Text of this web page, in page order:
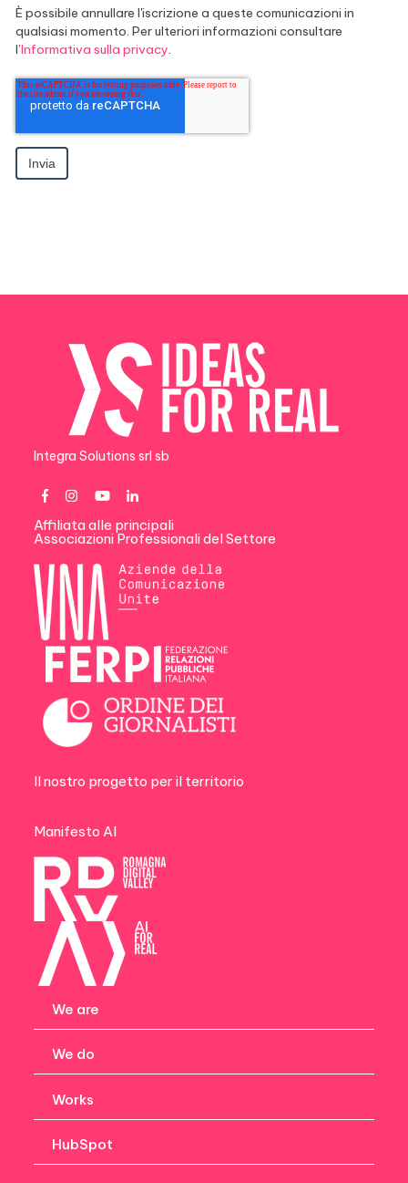
È possibile annullare l'iscrizione a queste comunicazioni in
qualsiasi momento. Per ulteriori informazioni consultare
l’Informativa sulla privacy.
Integra Solutions srl sb
Affiliata alle principali
Associazioni Professionali del Settore
Il nostro progetto per il territorio
Manifesto AI
We are
We do
Works
HubSpot